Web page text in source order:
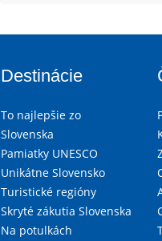
Destinácie
To najlepšie zo
Slovenska
Pamiatky UNESCO
Unikátne Slovensko
Turistické regióny
Skryté zákutia Slovenska
Na potulkách